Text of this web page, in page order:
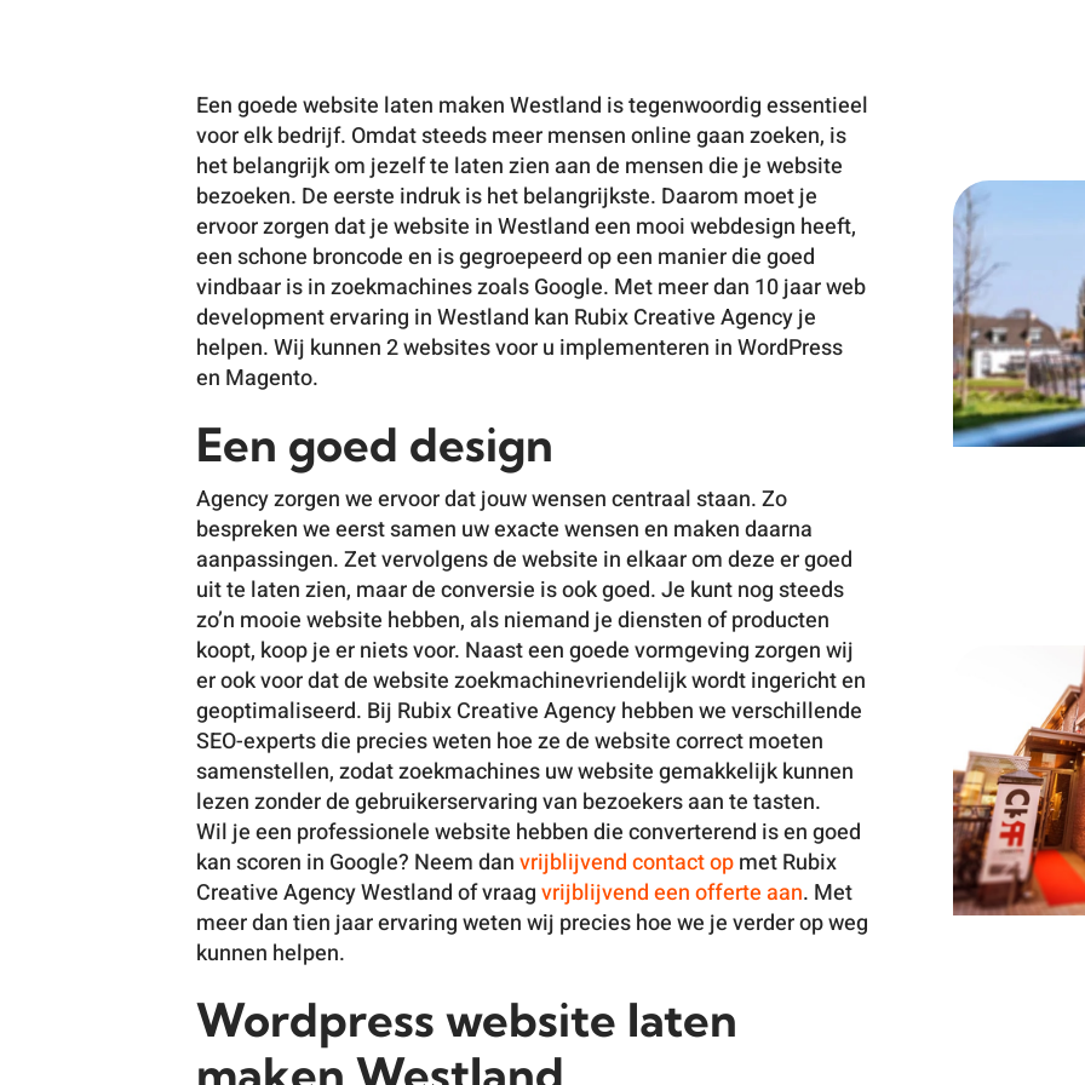
Een goede website laten maken Westland is tegenwoordig essentieel
voor elk bedrijf. Omdat steeds meer mensen online gaan zoeken, is
het belangrijk om jezelf te laten zien aan de mensen die je website
bezoeken. De eerste indruk is het belangrijkste. Daarom moet je
ervoor zorgen dat je website in Westland een ​​mooi webdesign heeft,
een schone broncode en is gegroepeerd op een manier die goed
vindbaar is in zoekmachines zoals Google. Met meer dan 10 jaar web
development ervaring in Westland kan Rubix Creative Agency je
helpen. Wij kunnen 2 websites voor u implementeren in WordPress
en Magento.
Een goed design
Agency zorgen we ervoor dat jouw wensen centraal staan. Zo
bespreken we eerst samen uw exacte wensen en maken daarna
aanpassingen. Zet vervolgens de website in elkaar om deze er goed
uit te laten zien, maar de conversie is ook goed. Je kunt nog steeds
zo’n mooie website hebben, als niemand je diensten of producten
koopt, koop je er niets voor. Naast een goede vormgeving zorgen wij
er ook voor dat de website zoekmachinevriendelijk wordt ingericht en
geoptimaliseerd. Bij Rubix Creative Agency hebben we verschillende
SEO-experts die precies weten hoe ze de website correct moeten
samenstellen, zodat zoekmachines uw website gemakkelijk kunnen
lezen zonder de gebruikerservaring van bezoekers aan te tasten.
Wil je een professionele website hebben die converterend is en goed
kan scoren in Google? Neem danvrijblijvend contact opmet Rubix
Creative Agency Westland of vraagvrijblijvend een offerte aan. Met
meer dan tien jaar ervaring weten wij precies hoe we je verder op weg
kunnen helpen.
Wordpress website laten
bekijk